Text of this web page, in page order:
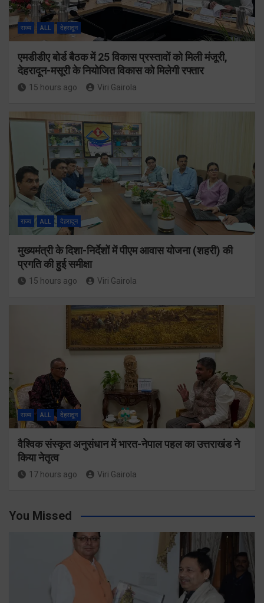
राज्य ALL देहरादून
एमडीडीए बोर्ड बैठक में 25 विकास प्रस्तावों को मिली मंजूरी,
देहरादून-मसूरी के नियोजित विकास को मिलेगी रफ्तार
15 hours ago Viri Gairola
राज्य ALL देहरादून
मुख्यमंत्री के दिशा-निर्देशों में पीएम आवास योजना (शहरी) की
प्रगति की हुई समीक्षा
15 hours ago Viri Gairola
राज्य ALL देहरादून
वैश्विक संस्कृत अनुसंधान में भारत-नेपाल पहल का उत्तराखंड ने
किया नेतृत्व
17 hours ago Viri Gairola
You Missed